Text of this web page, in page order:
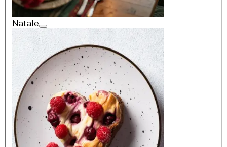
Natale